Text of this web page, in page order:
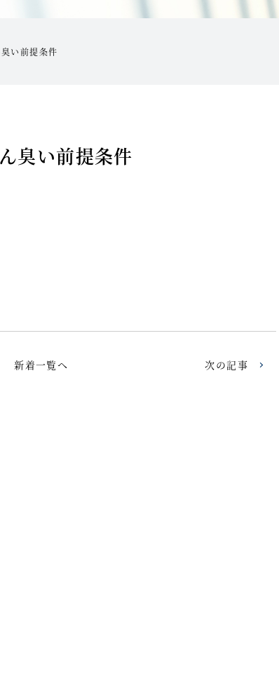
い前提条件
臭い前提条件
新着一覧へ 次の記事